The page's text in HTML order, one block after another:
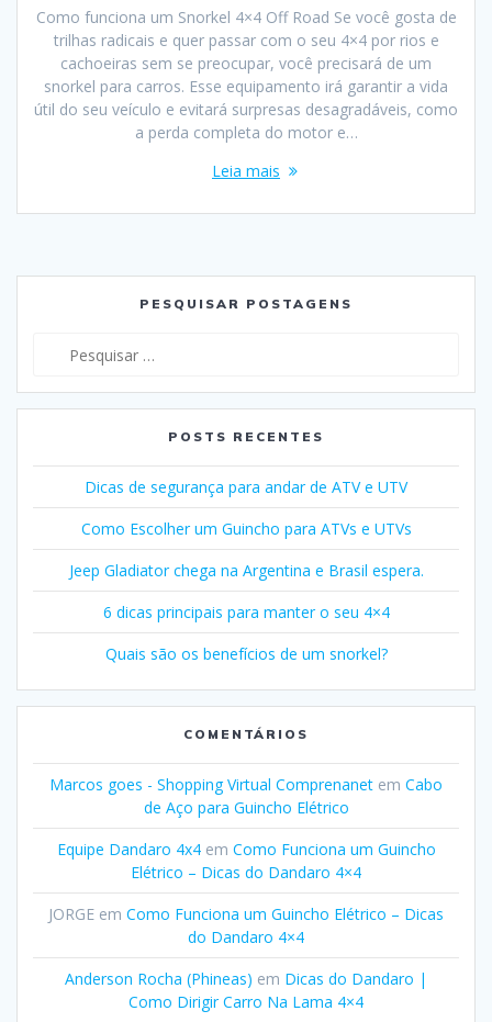
Como funciona um Snorkel 4×4 Off Road Se você gosta de
trilhas radicais e quer passar com o seu 4×4 por rios e
cachoeiras sem se preocupar, você precisará de um
snorkel para carros. Esse equipamento irá garantir a vida
útil do seu veículo e evitará surpresas desagradáveis, como
a perda completa do motor e…
Leia mais
PESQUISAR POSTAGENS
POSTS RECENTES
Dicas de segurança para andar de ATV e UTV
Como Escolher um Guincho para ATVs e UTVs
Jeep Gladiator chega na Argentina e Brasil espera.
6 dicas principais para manter o seu 4×4
Quais são os benefícios de um snorkel?
COMENTÁRIOS
Marcos goes - Shopping Virtual Comprenanet em Cabo
de Aço para Guincho Elétrico
Equipe Dandaro 4x4em Como Funciona um Guincho
Elétrico – Dicas do Dandaro 4×4
JORGE em Como Funciona um Guincho Elétrico – Dicas
do Dandaro 4×4
Anderson Rocha (Phineas) em Dicas do Dandaro |
Como Dirigir Carro Na Lama 4×4